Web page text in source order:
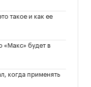
такое и как ее
«Макс» будет в
когда применять